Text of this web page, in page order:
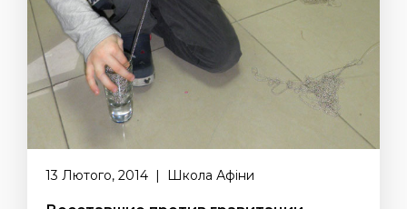
13 Лютого, 2014 | Школа Афіни